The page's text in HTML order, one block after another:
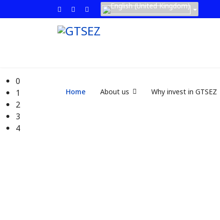
Home About us Why invest in GTSEZ
0
1
2
3
4